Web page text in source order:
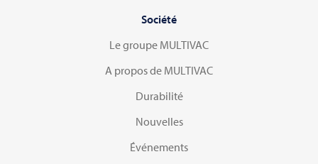
Société
Le groupe MULTIVAC
A propos de MULTIVAC
Durabilité
Nouvelles
Événements